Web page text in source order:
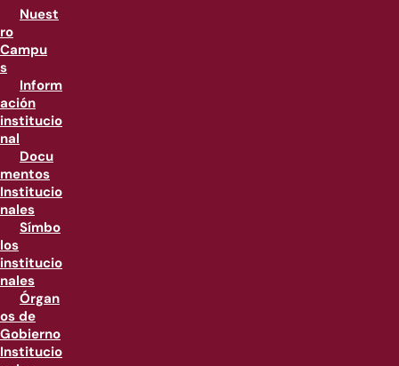
Nuest
ro
Campu
s
Inform
ación
institucio
nal
Docu
mentos
Institucio
nales
Símbo
los
institucio
nales
Órgan
os de
Gobierno
Institucio